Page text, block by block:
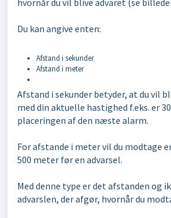
Du kan angive enten:
Afstand i sekunder
Afstand i meter
Afstand i sekunder betyder, at du vil
med din aktuelle hastighed f.eks. er
placeringen af den næste alarm.
For afstande i meter vil du modtage
500 meter før en advarsel.
Med denne type er det afstanden og
advarslen, der afgør, hvornår du